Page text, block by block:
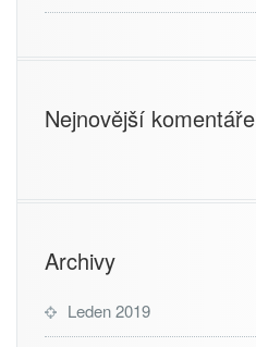
Nejnovější komentáře
Archivy
Leden 2019